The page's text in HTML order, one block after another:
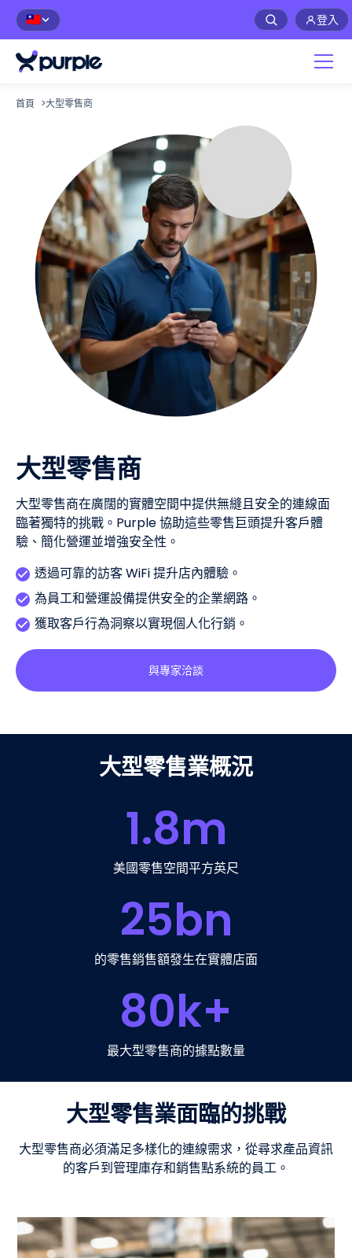
🇹🇼 登入
首頁 >大型零售商
大型零售商
大型零售商在廣闊的實體空間中提供無縫且安全的連線面
臨著獨特的挑戰。Purple 協助這些零售巨頭提升客戶體
驗、簡化營運並增強安全性。
透過可靠的訪客 WiFi 提升店內體驗。
為員工和營運設備提供安全的企業網路。
獲取客戶行為洞察以實現個人化行銷。
與專家洽談
大型零售業概況
1.8m
美國零售空間平方英尺
25bn
的零售銷售額發生在實體店面
80k+
最大型零售商的據點數量
大型零售業面臨的挑戰
大型零售商必須滿足多樣化的連線需求，從尋求產品資訊
的客戶到管理庫存和銷售點系統的員工。